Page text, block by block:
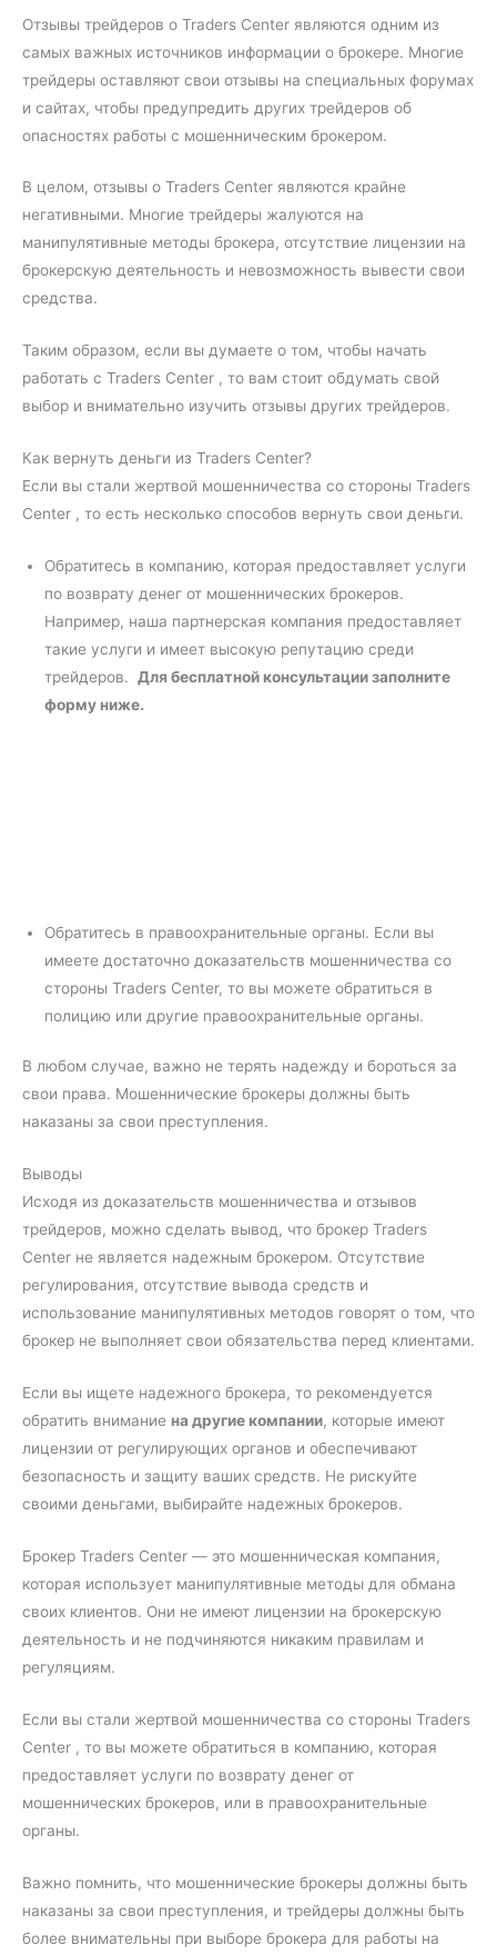
Отзывы трейдеров о Traders Center являются одним из
самых важных источников информации о брокере. Многие
трейдеры оставляют свои отзывы на специальных форумах
и сайтах, чтобы предупредить других трейдеров об
опасностях работы с мошенническим брокером.
В целом, отзывы о Traders Center являются крайне
негативными. Многие трейдеры жалуются на
манипулятивные методы брокера, отсутствие лицензии на
брокерскую деятельность и невозможность вывести свои
средства.
Таким образом, если вы думаете о том, чтобы начать
работать с Traders Center , то вам стоит обдумать свой
выбор и внимательно изучить отзывы других трейдеров.
Как вернуть деньги из Traders Center?
Если вы стали жертвой мошенничества со стороны Traders
Center , то есть несколько способов вернуть свои деньги.
Обратитесь в компанию, которая предоставляет услуги
по возврату денег от мошеннических брокеров.
Например, наша партнерская компания предоставляет
такие услуги и имеет высокую репутацию среди
трейдеров. Для бесплатной консультации заполните
форму ниже.
Обратитесь в правоохранительные органы. Если вы
имеете достаточно доказательств мошенничества со
стороны Traders Center, то вы можете обратиться в
полицию или другие правоохранительные органы.
В любом случае, важно не терять надежду и бороться за
свои права. Мошеннические брокеры должны быть
наказаны за свои преступления.
Выводы
Исходя из доказательств мошенничества и отзывов
трейдеров, можно сделать вывод, что брокер Traders
Center не является надежным брокером. Отсутствие
регулирования, отсутствие вывода средств и
использование манипулятивных методов говорят о том, что
брокер не выполняет свои обязательства перед клиентами.
Если вы ищете надежного брокера, то рекомендуется
обратить внимание на другие компании, которые имеют
лицензии от регулирующих органов и обеспечивают
безопасность и защиту ваших средств. Не рискуйте
своими деньгами, выбирайте надежных брокеров.
Брокер Traders Center — это мошенническая компания,
которая использует манипулятивные методы для обмана
своих клиентов. Они не имеют лицензии на брокерскую
деятельность и не подчиняются никаким правилам и
регуляциям.
Если вы стали жертвой мошенничества со стороны Traders
Center , то вы можете обратиться в компанию, которая
предоставляет услуги по возврату денег от
мошеннических брокеров, или в правоохранительные
органы.
Важно помнить, что мошеннические брокеры должны быть
наказаны за свои преступления, и трейдеры должны быть
более внимательны при выборе брокера для работы на